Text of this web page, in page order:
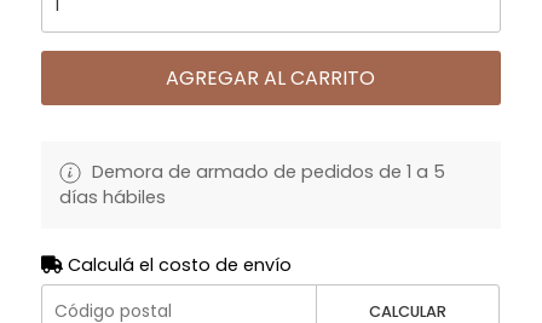
AGREGAR AL CARRITO
Demora de armado de pedidos de 1 a 5
días hábiles
Calculá el costo de envío
CALCULAR